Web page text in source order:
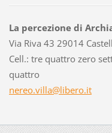
La percezione di
Via Riva 43 29014
Cell.: tre quattro zero
quattro
nereo.villa@libero.it